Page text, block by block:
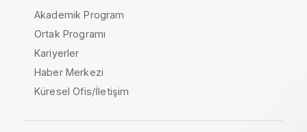
Akademik Program
Ortak Programı
Kariyerler
Haber Merkezi
Küresel Ofis/İletişim